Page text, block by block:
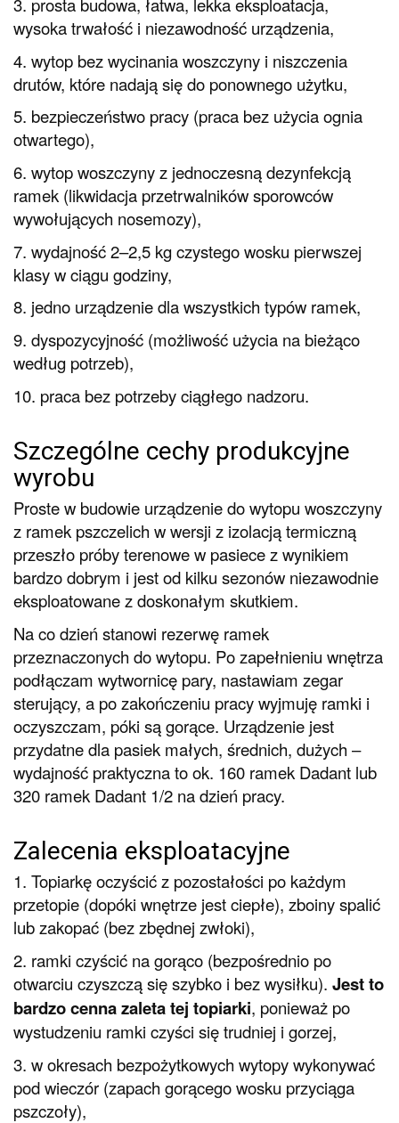
wysoka trwałość i niezawodność urządzenia,
4. wytop bez wycinania woszczyny i niszczenia
drutów, które nadają się do ponownego użytku,
5. bezpieczeństwo pracy (praca bez użycia ognia
otwartego),
6. wytop woszczyny z jednoczesną dezynfekcją
ramek (likwidacja przetrwalników sporowców
wywołujących nosemozy),
7. wydajność 2–2,5 kg czystego wosku pierwszej
klasy w ciągu godziny,
8. jedno urządzenie dla wszystkich typów ramek,
9. dyspozycyjność (możliwość użycia na bieżąco
według potrzeb),
10. praca bez potrzeby ciągłego nadzoru.
Szczególne cechy produkcyjne
wyrobu
Proste w budowie urządzenie do wytopu woszczyny
z ramek pszczelich w wersji z izolacją termiczną
przeszło próby terenowe w pasiece z wynikiem
bardzo dobrym i jest od kilku sezonów niezawodnie
eksploatowane z doskonałym skutkiem.
Na co dzień stanowi rezerwę ramek
przeznaczonych do wytopu. Po zapełnieniu wnętrza
podłączam wytwornicę pary, nastawiam zegar
sterujący, a po zakończeniu pracy wyjmuję ramki i
oczyszczam, póki są gorące. Urządzenie jest
przydatne dla pasiek małych, średnich, dużych –
wydajność praktyczna to ok. 160 ramek Dadant lub
320 ramek Dadant 1/2 na dzień pracy.
Zalecenia eksploatacyjne
1. Topiarkę oczyścić z pozostałości po każdym
przetopie (dopóki wnętrze jest ciepłe), zboiny spalić
lub zakopać (bez zbędnej zwłoki),
2. ramki czyścić na gorąco (bezpośrednio po
otwarciu czyszczą się szybko i bez wysiłku). Jest to
bardzo cenna zaleta tej topiarki, ponieważ po
wystudzeniu ramki czyści się trudniej i gorzej,
3. w okresach bezpożytkowych wytopy wykonywać
pod wieczór (zapach gorącego wosku przyciąga
pszczoły),